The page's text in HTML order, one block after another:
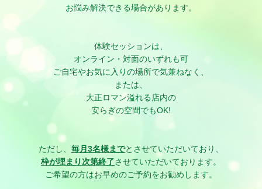
お悩み解決できる場合があります。
体験セッションは、
オンライン・対面のいずれも可
ご自宅やお気に入りの場所で気兼ねなく、
または、
大正ロマン溢れる店内の
安らぎの空間でもOK!
ただし、 毎月3名様までとさせていただいており、
枠が埋まり次第終了させていただいております。
ご希望の方はお早めのご予約をお勧めします。